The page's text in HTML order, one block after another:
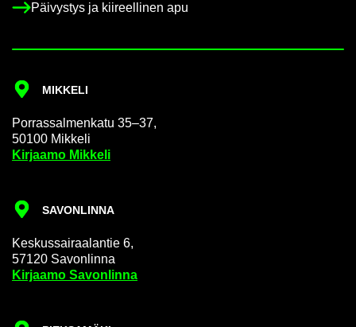
Päi­vys­tys ja kii­reel­li­nen apu
MIK­KE­LI
Por­ras­sal­men­ka­tu 35–37,
50100 Mik­ke­li
Kir­jaa­mo Mik­ke­li
SA­VON­LIN­NA
Kes­kus­sai­raa­lan­tie 6,
57120 Sa­von­lin­na
Kir­jaa­mo Sa­von­lin­na